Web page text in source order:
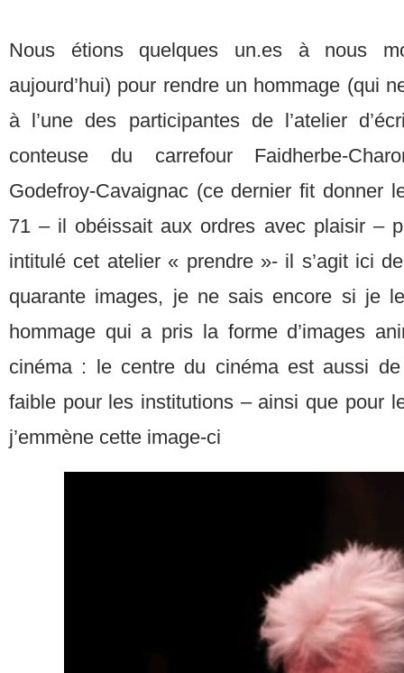
Nous étions quelques un.es à nous
aujourd’hui) pour rendre un hommage (qui
à l’une des participantes de l’atelier
conteuse du carrefour Faidherbe-
Godefroy-Cavaignac (ce dernier fit donner
71 – il obéissait aux ordres avec plaisir –
intitulé cet atelier « prendre »- il s’agit ici
quarante images, je ne sais encore si je
hommage qui a pris la forme d’images
cinéma : le centre du cinéma est aussi de
faible pour les institutions – ainsi que pour
j’emmène cette image-ci